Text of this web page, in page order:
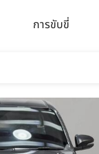
การขับขี่